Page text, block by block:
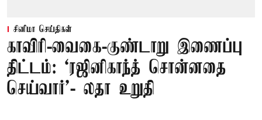
சினிமா செய்திகள்
காவிரி-வைகை-குண்டாறு இணைப்பு
திட்டம்: ‘ரஜினிகாந்த் சொன்னதை
செய்வார்’- லதா உறுதி